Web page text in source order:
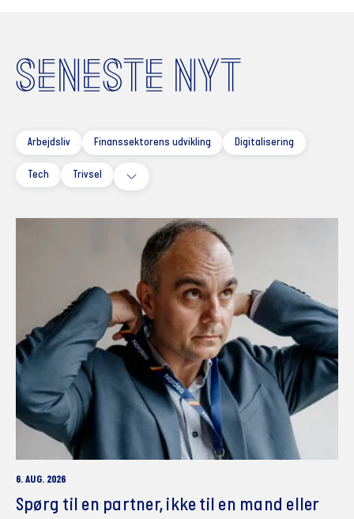
SENESTE NYT
Arbejdsliv Finanssektorens udvikling Digitalisering
Tech Trivsel
6. AUG. 2026
Spørg til en partner, ikke til en mand eller